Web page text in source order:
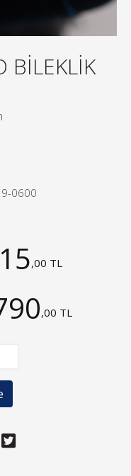
BİLEKLİK
0600
,00 TL
,00 TL